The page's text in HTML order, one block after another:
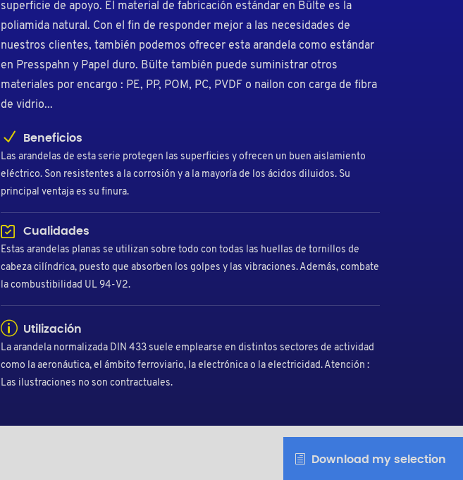
superficie de apoyo. El material de fabricación estándar en Bülte es la
poliamida natural. Con el fin de responder mejor a las necesidades de
nuestros clientes, también podemos ofrecer esta arandela como estándar
en Presspahn y Papel duro. Bülte también puede suministrar otros
materiales por encargo : PE, PP, POM, PC, PVDF o nailon con carga de fibra
de vidrio...
Beneficios
Las arandelas de esta serie protegen las superficies y ofrecen un buen aislamiento
eléctrico. Son resistentes a la corrosión y a la mayoría de los ácidos diluidos. Su
principal ventaja es su finura.
Cualidades
Estas arandelas planas se utilizan sobre todo con todas las huellas de tornillos de
cabeza cilíndrica, puesto que absorben los golpes y las vibraciones. Además, combate
la combustibilidad UL 94-V2.
Utilización
La arandela normalizada DIN 433 suele emplearse en distintos sectores de actividad
como la aeronáutica, el ámbito ferroviario, la electrónica o la electricidad. Atención :
Las ilustraciones no son contractuales.
Download my selection